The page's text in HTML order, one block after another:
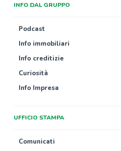
INFO DAL GRUPPO
Podcast
Info immobiliari
Info creditizie
Curiosità
Info Impresa
UFFICIO STAMPA
Comunicati